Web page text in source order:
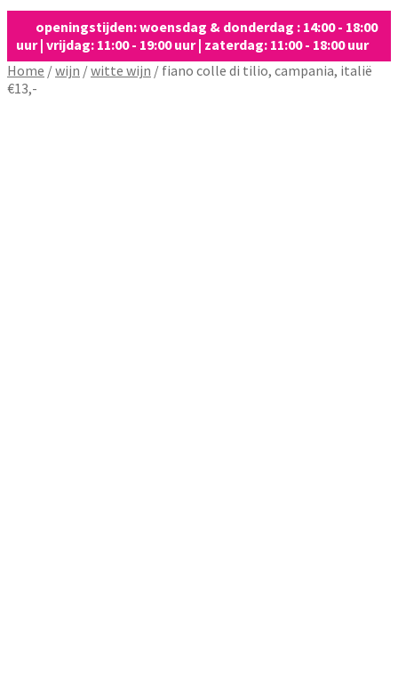
openingstijden: woensdag & donderdag : 14:00 - 18:00
uur | vrijdag: 11:00 - 19:00 uur | zaterdag: 11:00 - 18:00 uur
Home /wijn /witte wijn / fiano colle di tilio, campania, italië
€13,-